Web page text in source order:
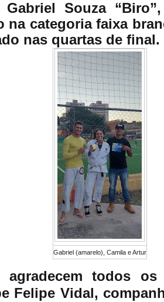
Souza
na categoria faixa
nas quartas de final.
Gabriel (amarelo), Camila e Artur
agradecem todos os
Felipe Vidal,